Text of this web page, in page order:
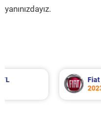
yanınızdayız.
Fiat Egea
2023 Model